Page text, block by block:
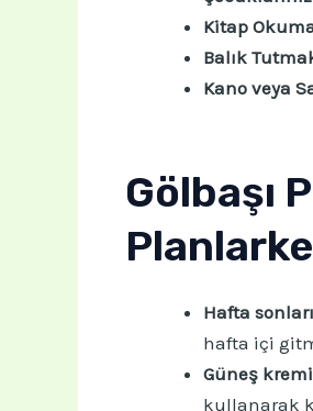
Kitap
Balık
Kano veya
Gölbaşı
Hafta
hafta içi
Güneş
kullanarak